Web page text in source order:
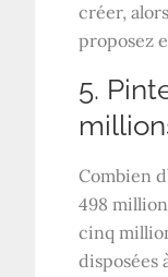
créer,
proposez
5.
Combien
498
cinq
disposées